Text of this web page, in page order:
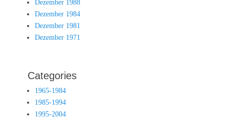
Dezember 1988
Dezember 1984
Dezember 1981
Dezember 1971
Categories
1965-1984
1985-1994
1995-2004